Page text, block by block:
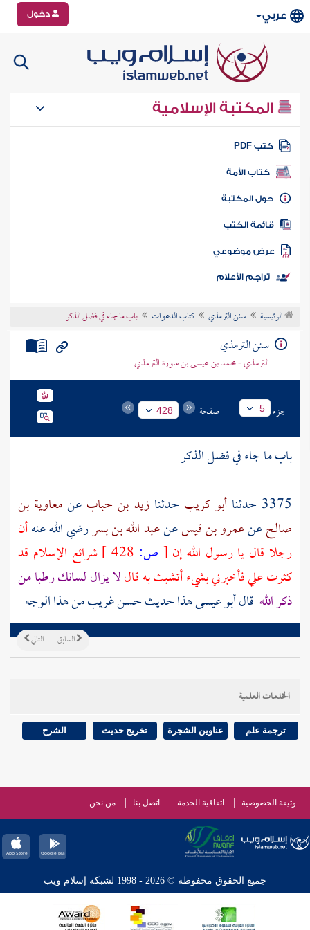
عربي دخول
المكتبة الإسلامية
كتب PDF
كتاب الأمة
المكتبة
الكتب
موضوعي
تراجم الأعلام
الرئيسية سنن الترمذي كتاب الدعوات باب ما جاء في فضل الذكر
سنن الترمذي
الترمذي - محمد بن عيسى بن سورة الترمذي
جزء 5 صفحة 428
باب ما جاء في فضل الذكر
3375 حدثنا
أبو كريب حدثنازيد بن حباب عنمعاوية بن
صالحعنعمرو بن قيسعنعبد الله بن بسررضي الله عنهأن
رجلا قال يا رسول الله إن [ ص:
شرائع الإسلام قد
كثرت علي فأخبرني بشيء أتشبث به قاللا يزال لسانك رطبا من
ذكر الله قال أبو عيسى هذا حديث حسن غريب من هذا الوجه
التالي السابق
الخدمات العلمية
ترجمة علم عناوين الشجرة تخريج حديث الشرح
وثيقة الخصوصية اتفاقية الخدمة اتصل بنا من نحن
جميع الحقوق محفوظة © 2026 - 1998 لشبكة إسلام ويب